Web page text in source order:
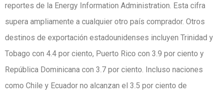
reportes de la Energy Information Administration. Esta cifra
supera ampliamente a cualquier otro país comprador. Otros
destinos de exportación estadounidenses incluyen Trinidad y
Tobago con 4.4 por ciento, Puerto Rico con 3.9 por ciento y
República Dominicana con 3.7 por ciento. Incluso naciones
como Chile y Ecuador no alcanzan el 3.5 por ciento de